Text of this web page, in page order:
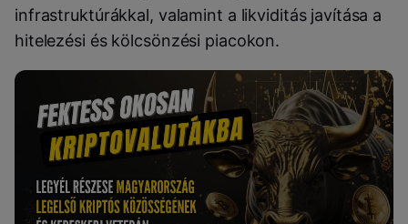
infrastruktúrákkal, valamint a likviditás javítása a
hitelezési és kölcsönzési piacokon.